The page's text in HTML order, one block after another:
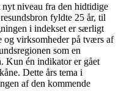
niveau fra den hidtidige
fyldte 25 år, til
i indekset er særligt
og virksomheder på tværs af
som en
Kun én indikator er gået
Dette års tema i
af den kommende